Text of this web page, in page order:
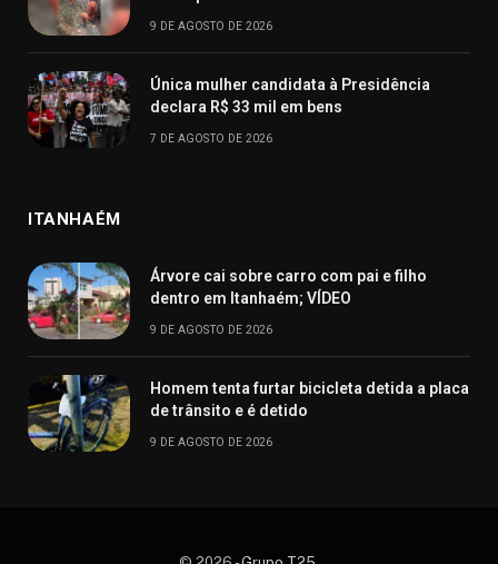
9 DE AGOSTO DE 2026
Única mulher candidata à Presidência
declara R$ 33 mil em bens
7 DE AGOSTO DE 2026
ITANHAÉM
Árvore cai sobre carro com pai e filho
dentro em Itanhaém; VÍDEO
9 DE AGOSTO DE 2026
Homem tenta furtar bicicleta detida a placa
de trânsito e é detido
9 DE AGOSTO DE 2026